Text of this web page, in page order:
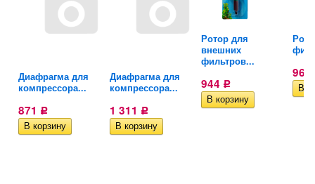
Диафрагма для
компрессора...
871 Р
Диафрагма для
компрессора...
1 311 Р
Ротор для
внешних
фильтров...
944 Р
962